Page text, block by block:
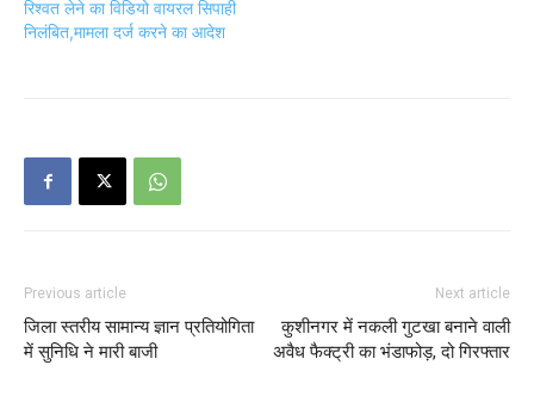
रिश्वत लेने का विडियो वायरल सिपाही
निलंबित,मामला दर्ज करने का आदेश
Previous article
जिला स्तरीय सामान्य ज्ञान प्रतियोगिता
में सुनिधि ने मारी बाजी
Next article
कुशीनगर में नकली गुटखा बनाने वाली
अवैध फैक्ट्री का भंडाफोड़, दो गिरफ्तार